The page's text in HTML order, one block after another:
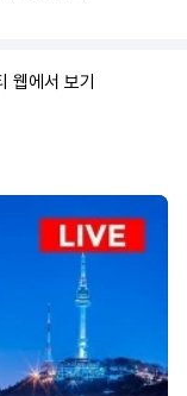
웹에서 보기